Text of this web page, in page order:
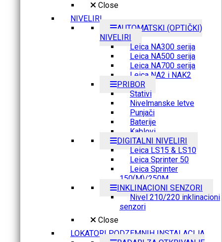
Close
NIVELIRI
AUTOMATSKI (OPTIČKI)
NIVELIRI
Leica NA300 serija
Leica NA500 serija
Leica NA700 serija
Leica NA2 i NAK2
PRIBOR
Stativi
Nivelmanske letve
Punjači
Baterije
Kablovi
DIGITALNI NIVELIRI
Leica LS15 & LS10
Leica Sprinter 50
Leica Sprinter
150(M)/250M
INKLINACIONI SENZORI
Nivel 210/220 inklinacioni
senzori
Close
LOKATORI PODZEMNIH INSTALACIJA